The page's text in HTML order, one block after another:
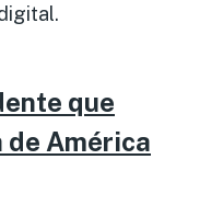
que
de América